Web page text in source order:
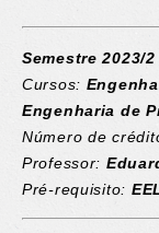
Semestre 2023/2
Cursos:
Engenharia de
Número de
Professor:
Pré-requisito: